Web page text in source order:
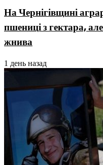
На Чернігівщині
пшениці з гектара,
жнива
1 день назад